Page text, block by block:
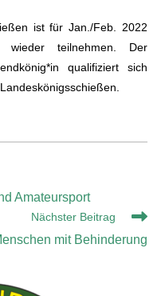
ist für Jan./Feb. 2022
teilnehmen. Der
qualifiziert sich
Amateursport
Nächster Beitrag
mit Behinderung